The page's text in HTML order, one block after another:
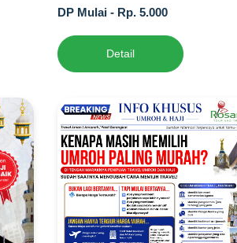
DP Mulai - Rp. 5.000
Detail